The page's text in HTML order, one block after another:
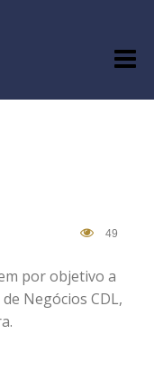
49
por objetivo a
Negócios CDL,